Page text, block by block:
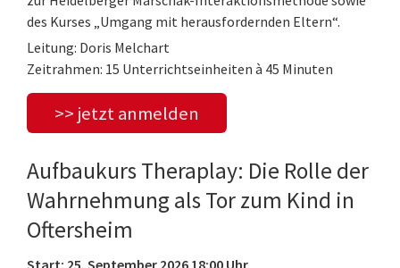
des Kurses „Umgang mit herausfordernden Eltern“.
Leitung: Doris Melchart
Zeitrahmen: 15 Unterrichtseinheiten à 45 Minuten
>> jetzt anmelden
Aufbaukurs Theraplay: Die Rolle der
Wahrnehmung als Tor zum Kind in
Oftersheim
Start: 25. September 2026 18:00 Uhr